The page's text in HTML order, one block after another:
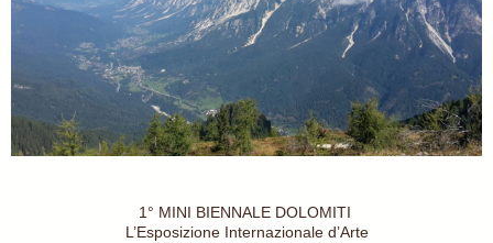
1° MINI BIENNALE DOLOMITI
L’Esposizione Internazionale d’Arte